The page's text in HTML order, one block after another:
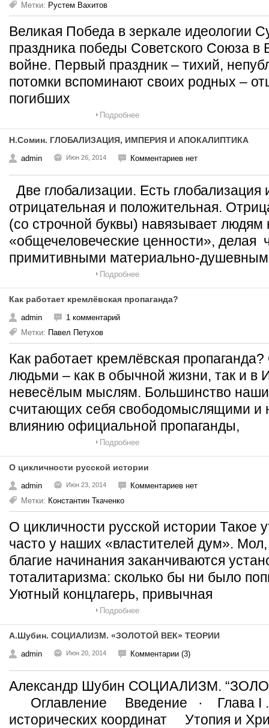
Метки: Рустем Вахитов
Великая Победа в зеркале идеологии
праздника победы Советского Союза в
войне. Первый праздник – тихий,
потомки вспоминают своих родных –
погибших
Подробнее
Н.Сомин. ГЛОБАЛИЗАЦИЯ, ИМПЕРИЯ И АПОКАЛИПТИКА
admin Июн 26, 2014 Комментариев нет
Две глобализации. Есть глобализация
отрицательная и положительная.
(со строчной буквы) навязывает
«общечеловеческие ценности», делая
примитивными материально-
Подробнее
Как работает кремлёвская пропаганда?
admin
1 комментарий
Метки: Павел Петухов
Как работает кремлёвская
людьми – как в обычной жизни, так и в
невесёлым мыслям. Большинство
считающих себя свободомыслящими и
влиянию официальной пропаганды,
Подробнее
О цикличности русской истории
admin Июн 23, 2014
Комментариев нет
Метки: Константин Ткаченко
О цикличности русской истории Такое
часто у наших «властителей дум».
благие начинания заканчиваются
тоталитаризма: сколько бы ни было
Уютный концлагерь, привычная
Подробнее
А.Шубин. СОЦИАЛИЗМ. «ЗОЛОТОЙ ВЕК» ТЕОРИИ
admin Июн 20, 2014 Комментарии (3)
Александр Шубин СОЦИАЛИЗМ.
Оглавление Введение · Глава I .
исторических координат Утопия и